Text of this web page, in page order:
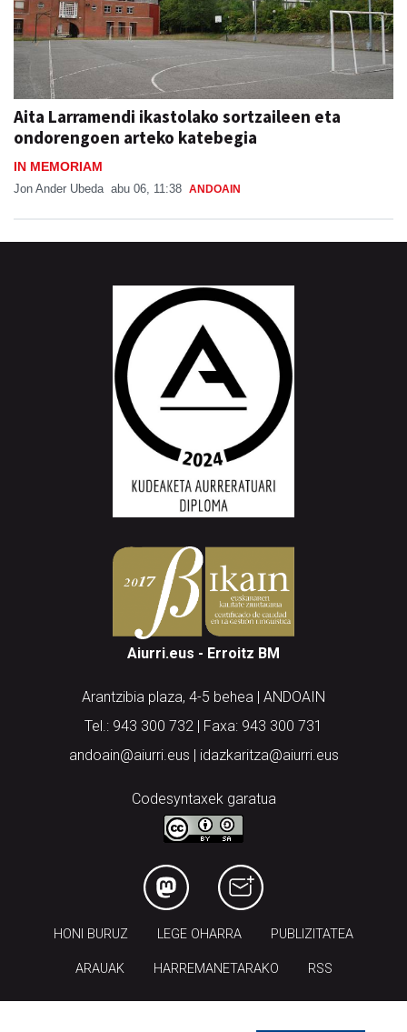
Aita Larramendi ikastolako sortzaileen eta
ondorengoen arteko katebegia
IN MEMORIAM
Jon Ander Ubeda abu 06, 11:38 ANDOAIN
Aiurri.eus - Erroitz BM
Arantzibia plaza, 4-5 behea | ANDOAIN
Tel.: 943 300 732 | Faxa: 943 300 731
andoain@aiurri.eus | idazkaritza@aiurri.eus
Codesyntaxek garatua
HONI BURUZ LEGE OHARRA PUBLIZITATEA
ARAUAK HARREMANETARAKO RSS